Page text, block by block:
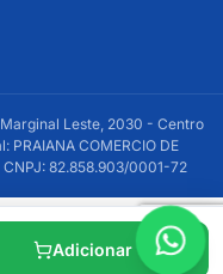
Leste, 2030 - Centro
COMERCIO DE
CNPJ: 82.858.903/0001-72
Adicionar